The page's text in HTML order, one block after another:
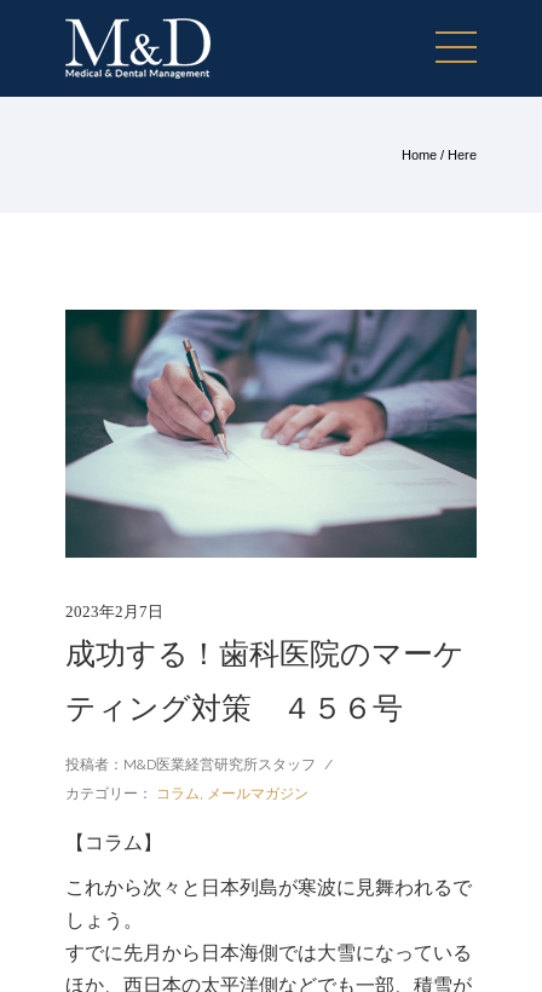
Home / Here
2023年2月7日
成功する！歯科医院のマーケ
ティング対策 ４５６号
投稿者：M&D医業経営研究所スタッフ /
カテゴリー：
コラム, メールマガジン
【コラム】
これから次々と日本列島が寒波に見舞われるで
しょう。
すでに先月から日本海側では大雪になっている
ほか、西日本の太平洋側などでも一部、積雪が